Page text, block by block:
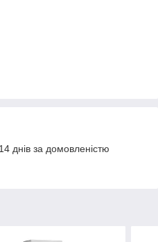
днів за домовленістю